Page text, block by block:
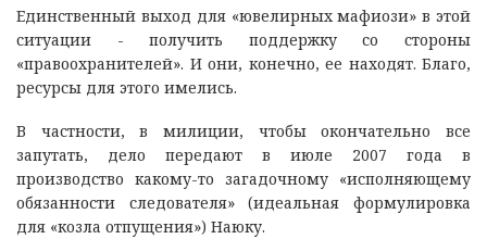
Единственный выход для «ювелирных мафиози» в этой
ситуации - получить поддержку со стороны
«правоохранителей». И они, конечно, ее находят. Благо,
ресурсы для этого имелись.
В частности, в милиции, чтобы окончательно все
запутать, дело передают в июле 2007 года в
производство какому-то загадочному «исполняющему
обязанности следователя» (идеальная формулировка
для «козла отпущения») Наюку.